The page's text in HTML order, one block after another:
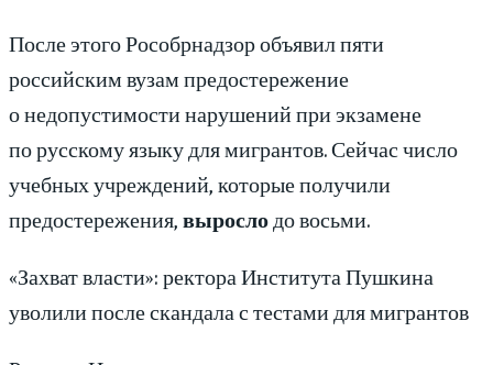
После этого Рособрнадзор объявил пяти
российским вузам предостережение
о недопустимости нарушений при экзамене
по русскому языку для мигрантов. Сейчас число
учебных учреждений, которые получили
предостережения, выросло до восьми.
«Захват власти»: ректора Института Пушкина
уволили после скандала с тестами для мигрантов